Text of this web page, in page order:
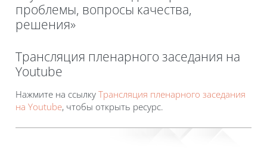
проблемы, вопросы качества,
решения»
Трансляция пленарного заседания на
Youtube
Требуемые условия завершения
Нажмите на ссылку Трансляция пленарного заседания
на Youtube, чтобы открыть ресурс.